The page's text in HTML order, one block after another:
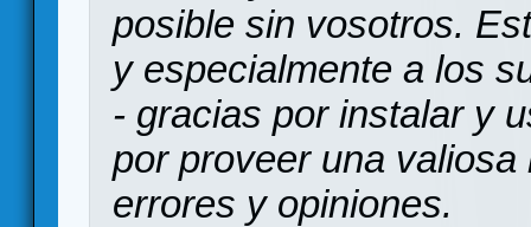
posible sin vosotros.
y especialmente a los
- gracias por instalar y
por proveer una
errores y opiniones.